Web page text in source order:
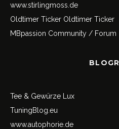
www.stirlingmoss.de
Oldtimer Ticker Oldtimer Ticker
MBpassion Community / Forum
Tee & Gewürze Lux
TuningBlog.eu
www.autophorie.de